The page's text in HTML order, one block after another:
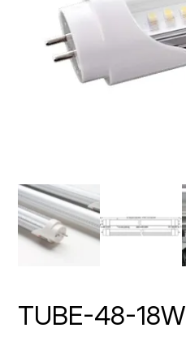
TUBE-48-18W